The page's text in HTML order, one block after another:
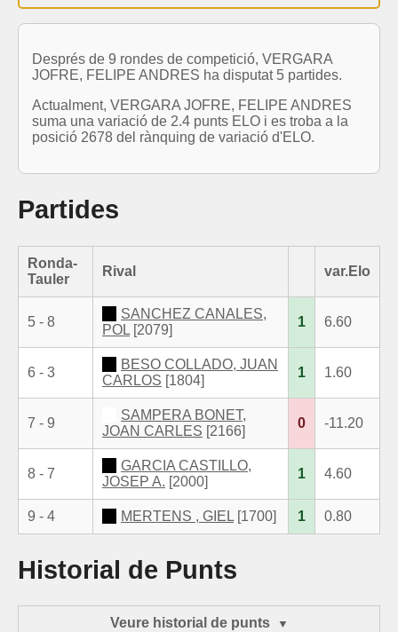
Després de 9 rondes de competició, VERGARA
JOFRE, FELIPE ANDRES ha disputat 5 partides.
Actualment, VERGARA JOFRE, FELIPE ANDRES
suma una variació de 2.4 punts ELO i es troba a la
posició 2678 del rànquing de variació d'ELO.
Partides
Ronda-
Tauler
Rival var.Elo
5 - 8
SANCHEZ CANALES,
POL [2079]
1 6.60
6 - 3
BESO COLLADO, JUAN
CARLOS [1804]
1 1.60
7 - 9
SAMPERA BONET,
JOAN CARLES [2166]
0 -11.20
8 - 7
GARCIA CASTILLO,
JOSEP A. [2000]
1 4.60
9 - 4 MERTENS , GIEL [1700] 1 0.80
Historial de Punts
Veure historial de punts